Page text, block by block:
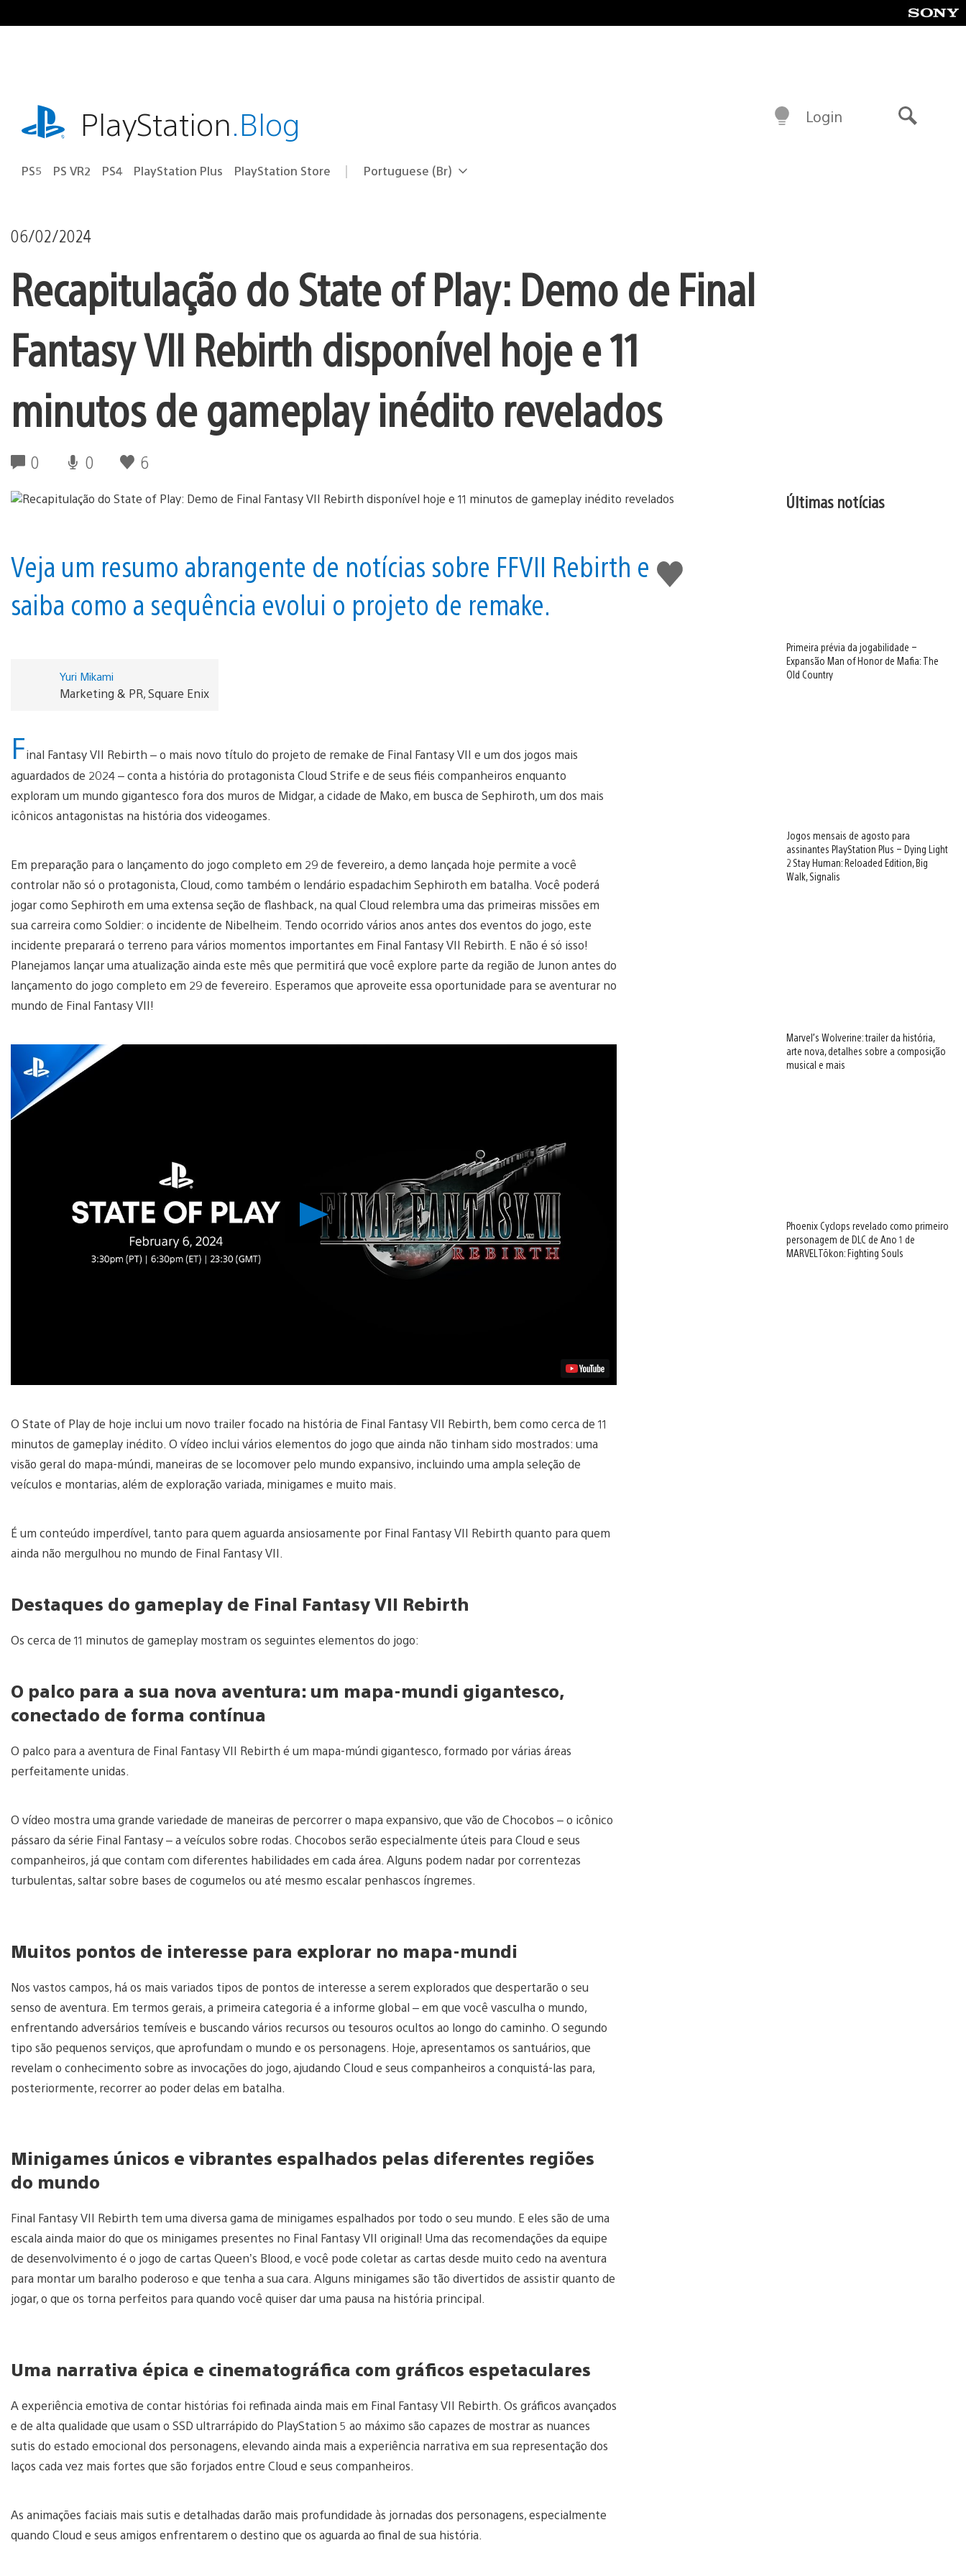
para
playstation.comPlayStation.Blog
PS5 PS VR2 PS4 PlayStation Plus PlayStation Store Selecione
Região
Portuguese (Br)
Login
06/02/2024
Recapitulação do State of Play: Demo de Final
Fantasy VII Rebirth disponível hoje e 11
minutos de gameplay inédito revelados
0 0 6
Curtir
Veja um resumo abrangente de notícias sobre FFVII Rebirth e
saiba como a sequência evolui o projeto de remake.
Yuri Mikami
Marketing & PR, Square Enix
Final Fantasy VII Rebirth – o mais novo título do projeto de remake de Final Fantasy VII e um dos jogos mais
aguardados de 2024 – conta a história do protagonista Cloud Strife e de seus fiéis companheiros enquanto
exploram um mundo gigantesco fora dos muros de Midgar, a cidade de Mako, em busca de Sephiroth, um dos mais
icônicos antagonistas na história dos videogames.
Em preparação para o lançamento do jogo completo em 29 de fevereiro, a demo lançada hoje permite a você
controlar não só o protagonista, Cloud, como também o lendário espadachim Sephiroth em batalha. Você poderá
jogar como Sephiroth em uma extensa seção de flashback, na qual Cloud relembra uma das primeiras missões em
sua carreira como Soldier: o incidente de Nibelheim. Tendo ocorrido vários anos antes dos eventos do jogo, este
incidente preparará o terreno para vários momentos importantes em Final Fantasy VII Rebirth. E não é só isso!
Planejamos lançar uma atualização ainda este mês que permitirá que você explore parte da região de Junon antes do
lançamento do jogo completo em 29 de fevereiro. Esperamos que aproveite essa oportunidade para se aventurar no
mundo de Final Fantasy VII!
Reproduzir
Vídeo
O State of Play de hoje inclui um novo trailer focado na história de Final Fantasy VII Rebirth, bem como cerca de 11
minutos de gameplay inédito. O vídeo inclui vários elementos do jogo que ainda não tinham sido mostrados: uma
visão geral do mapa-múndi, maneiras de se locomover pelo mundo expansivo, incluindo uma ampla seleção de
veículos e montarias, além de exploração variada, minigames e muito mais.
É um conteúdo imperdível, tanto para quem aguarda ansiosamente por Final Fantasy VII Rebirth quanto para quem
ainda não mergulhou no mundo de Final Fantasy VII.
Destaques do gameplay de Final Fantasy VII Rebirth
Os cerca de 11 minutos de gameplay mostram os seguintes elementos do jogo:
O palco para a sua nova aventura: um mapa-mundi gigantesco,
conectado de forma contínua
O palco para a aventura de Final Fantasy VII Rebirth é um mapa-múndi gigantesco, formado por várias áreas
perfeitamente unidas.
O vídeo mostra uma grande variedade de maneiras de percorrer o mapa expansivo, que vão de Chocobos – o icônico
pássaro da série Final Fantasy – a veículos sobre rodas. Chocobos serão especialmente úteis para Cloud e seus
companheiros, já que contam com diferentes habilidades em cada área. Alguns podem nadar por correntezas
turbulentas, saltar sobre bases de cogumelos ou até mesmo escalar penhascos íngremes.
Muitos pontos de interesse para explorar no mapa-mundi
Nos vastos campos, há os mais variados tipos de pontos de interesse a serem explorados que despertarão o seu
senso de aventura. Em termos gerais, a primeira categoria é a informe global – em que você vasculha o mundo,
enfrentando adversários temíveis e buscando vários recursos ou tesouros ocultos ao longo do caminho. O segundo
tipo são pequenos serviços, que aprofundam o mundo e os personagens. Hoje, apresentamos os santuários, que
revelam o conhecimento sobre as invocações do jogo, ajudando Cloud e seus companheiros a conquistá-las para,
posteriormente, recorrer ao poder delas em batalha.
Minigames únicos e vibrantes espalhados pelas diferentes regiões
do mundo
Final Fantasy VII Rebirth tem uma diversa gama de minigames espalhados por todo o seu mundo. E eles são de uma
escala ainda maior do que os minigames presentes no Final Fantasy VII original! Uma das recomendações da equipe
de desenvolvimento é o jogo de cartas Queen’s Blood, e você pode coletar as cartas desde muito cedo na aventura
para montar um baralho poderoso e que tenha a sua cara. Alguns minigames são tão divertidos de assistir quanto de
jogar, o que os torna perfeitos para quando você quiser dar uma pausa na história principal.
Uma narrativa épica e cinematográfica com gráficos espetaculares
A experiência emotiva de contar histórias foi refinada ainda mais em Final Fantasy VII Rebirth. Os gráficos avançados
e de alta qualidade que usam o SSD ultrarrápido do PlayStation 5 ao máximo são capazes de mostrar as nuances
sutis do estado emocional dos personagens, elevando ainda mais a experiência narrativa em sua representação dos
laços cada vez mais fortes que são forjados entre Cloud e seus companheiros.
As animações faciais mais sutis e detalhadas darão mais profundidade às jornadas dos personagens, especialmente
quando Cloud e seus amigos enfrentarem o destino que os aguarda ao final de sua história.
Últimas notícias
Primeira prévia da jogabilidade –
Expansão Man of Honor de Mafia: The
Old Country
Jogos mensais de agosto para
assinantes PlayStation Plus – Dying Light
2 Stay Human: Reloaded Edition, Big
Walk, Signalis
Marvel’s Wolverine: trailer da história,
arte nova, detalhes sobre a composição
musical e mais
Phoenix Cyclops revelado como primeiro
personagem de DLC de Ano 1 de
MARVEL Tōkon: Fighting Souls